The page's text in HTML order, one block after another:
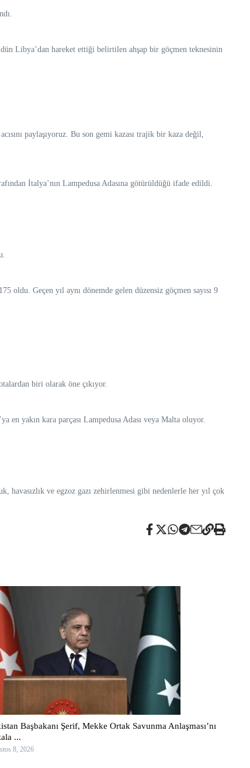
Libya’dan hareket ettiği belirtilen ahşap bir göçmen teknesinin
paylaşıyoruz. Bu son gemi kazası trajik bir kaza değil,
İtalya’nın Lampedusa Adasına götürüldüğü ifade edildi.
oldu. Geçen yıl aynı dönemde gelen düzensiz göçmen sayısı 9
biri olarak öne çıkıyor.
yakın kara parçası Lampedusa Adası veya Malta oluyor.
havasızlık ve egzoz gazı zehirlenmesi gibi nedenlerle her yıl çok
Başbakanı Şerif, Mekke Ortak Savunma Anlaşması’nı
...
8, 2026